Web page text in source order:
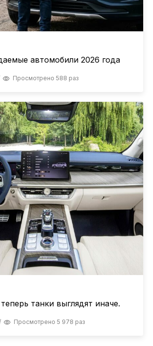
автомобили 2026 года
Просмотрено 588 раз
танки выглядят иначе.
Просмотрено 5 978 раз